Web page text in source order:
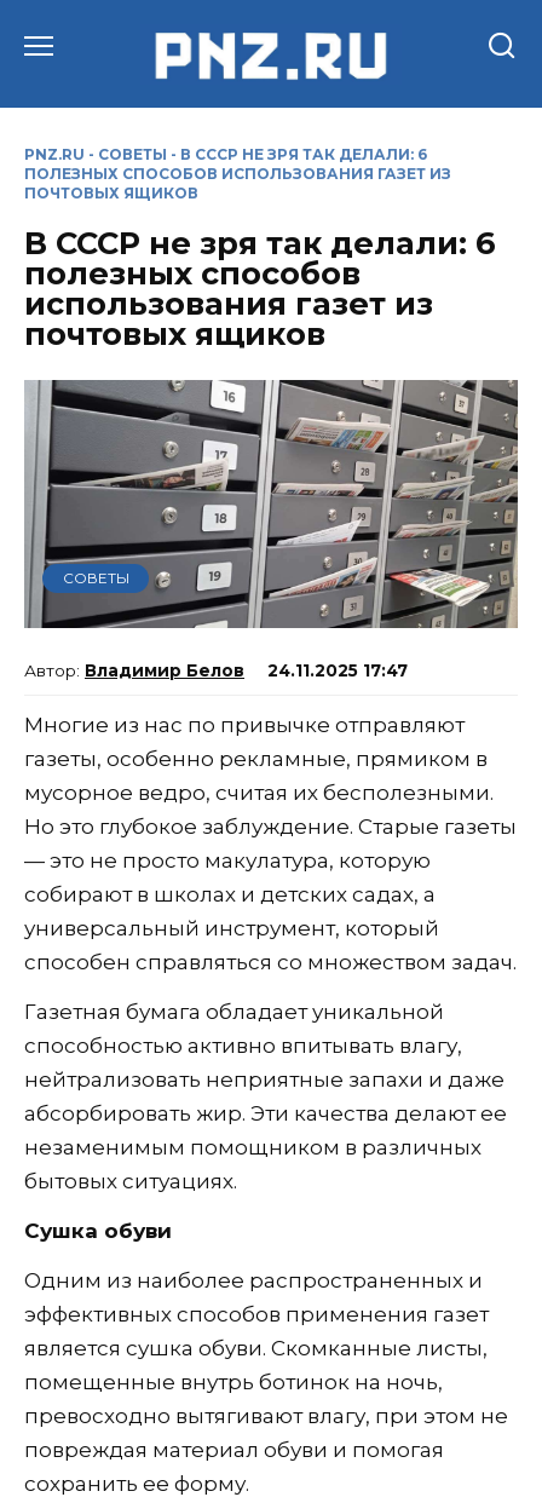
PNZ.RU - СОВЕТЫ - В СССР НЕ ЗРЯ ТАК ДЕЛАЛИ: 6
ПОЛЕЗНЫХ СПОСОБОВ ИСПОЛЬЗОВАНИЯ ГАЗЕТ ИЗ
ПОЧТОВЫХ ЯЩИКОВ
В СССР не зря так делали: 6
полезных способов
использования газет из
почтовых ящиков
СОВЕТЫ
Владимир Белов 24.11.2025 17:47
Многие из нас по привычке отправляют
газеты, особенно рекламные, прямиком в
мусорное ведро, считая их бесполезными.
Но это глубокое заблуждение. Старые газеты
— это не просто макулатура, которую
собирают в школах и детских садах, а
универсальный инструмент, который
способен справляться со множеством задач.
Газетная бумага обладает уникальной
способностью активно впитывать влагу,
нейтрализовать неприятные запахи и даже
абсорбировать жир. Эти качества делают ее
незаменимым помощником в различных
бытовых ситуациях.
Сушка обуви
Одним из наиболее распространенных и
эффективных способов применения газет
является сушка обуви. Скомканные листы,
помещенные внутрь ботинок на ночь,
превосходно вытягивают влагу, при этом не
повреждая материал обуви и помогая
сохранить ее форму.